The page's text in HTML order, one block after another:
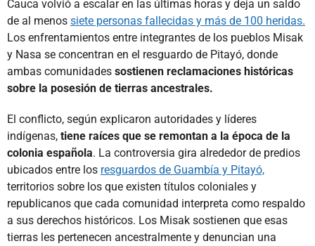
Cauca volvió a escalar en las últimas horas y deja un saldo
de al menos siete personas fallecidas y más de 100 heridas.
Los enfrentamientos entre integrantes de los pueblos Misak
y Nasa se concentran en el resguardo de Pitayó, donde
ambas comunidades sostienen reclamaciones históricas
sobre la posesión de tierras ancestrales.
El conflicto, según explicaron autoridades y líderes
indígenas, tiene raíces que se remontan a la época de la
colonia española. La controversia gira alrededor de predios
ubicados entre los resguardos de Guambía y Pitayó,
territorios sobre los que existen títulos coloniales y
republicanos que cada comunidad interpreta como respaldo
a sus derechos históricos. Los Misak sostienen que esas
tierras les pertenecen ancestralmente y denuncian una